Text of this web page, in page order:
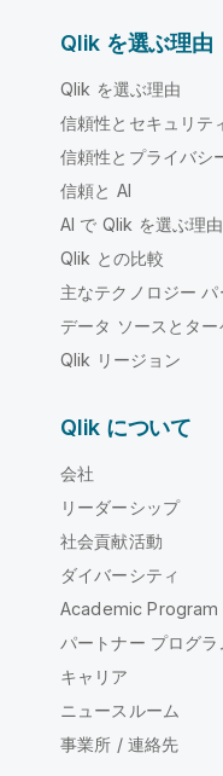
Qlik を選ぶ理由
Qlik を選ぶ理由
信頼性とセキュリテ
信頼性とプライバシ
信頼と AI
AI で Qlik を選ぶ理由
Qlik との比較
主なテクノロジー パ
データ ソースとター
Qlik リージョン
Qlik について
会社
リーダーシップ
社会貢献活動
ダイバーシティ
Academic Program
パートナー プログラ
キャリア
ニュースルーム
事業所 / 連絡先